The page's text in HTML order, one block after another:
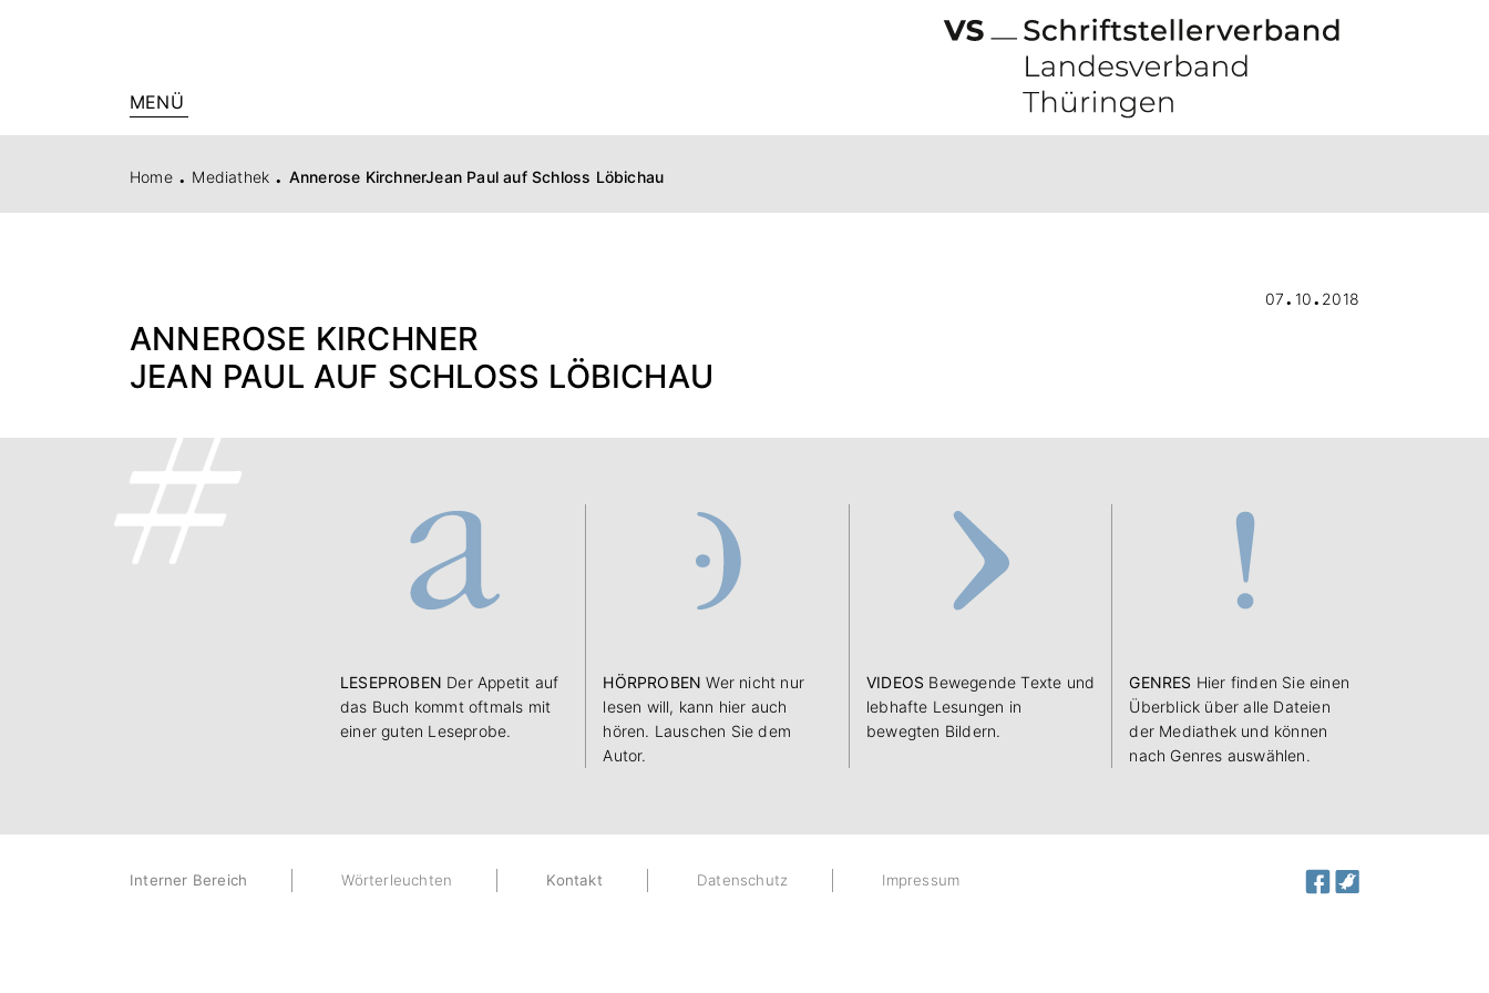
MENÜ
Home . Mediathek . Annerose KirchnerJean Paul auf Schloss Löbichau
07. 10. 2018
ANNEROSE KIRCHNER
JEAN PAUL AUF SCHLOSS LÖBICHAU
LESEPROBEN Der Appetit auf
das Buch kommt oftmals mit
einer guten Leseprobe.
HÖRPROBEN Wer nicht nur
lesen will, kann hier auch
hören. Lauschen Sie dem
Autor.
VIDEOS Bewegende Texte und
lebhafte Lesungen in
bewegten Bildern.
GENRES Hier finden Sie einen
Überblick über alle Dateien
der Mediathek und können
nach Genres auswählen.
Interner Bereich Wörterleuchten Kontakt Datenschutz Impressum